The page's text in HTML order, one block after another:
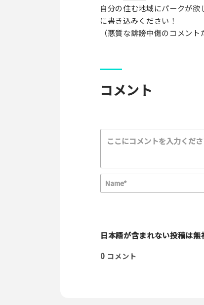
自分の住む地域にパークが
に書き込みください！
（悪質な誹謗中傷のコメント
コメント
i日本語が含まれない投稿は無
0 コメント